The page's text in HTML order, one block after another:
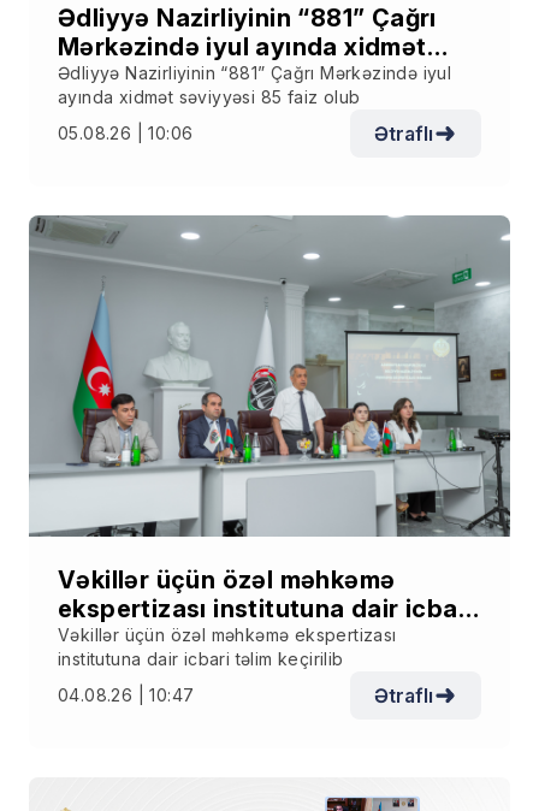
Ədliyyə Nazirliyinin “881” Çağrı
Mərkəzində iyul ayında xidmət
səviyyəsi 85 faiz olub
Ədliyyə Nazirliyinin “881” Çağrı Mərkəzində iyul
ayında xidmət səviyyəsi 85 faiz olub
05.08.26 | 10:06
Ətraflı
Vəkillər üçün özəl məhkəmə
ekspertizası institutuna dair icbari
təlim keçirilib
Vəkillər üçün özəl məhkəmə ekspertizası
institutuna dair icbari təlim keçirilib
04.08.26 | 10:47
Ətraflı